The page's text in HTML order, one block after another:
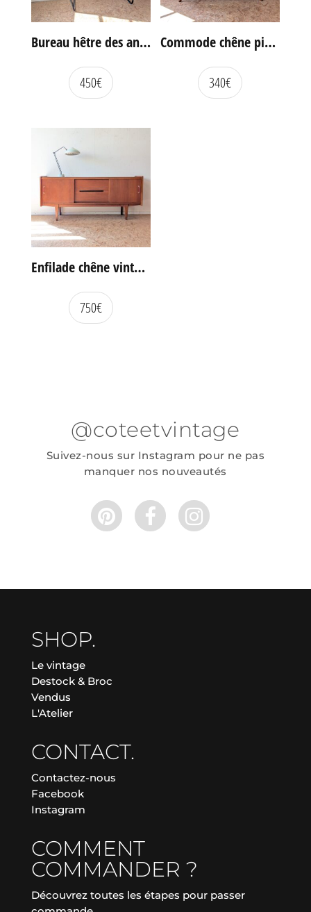
Bureau hêtre des années 60
450€
Commode chêne pieds compas vintage
340€
Enfilade chêne vintage portes coulissantes
750€
@coteetvintage
Suivez-nous sur Instagram pour ne pas
manquer nos nouveautés
SHOP.
Le vintage
Destock & Broc
Vendus
L'Atelier
CONTACT.
Contactez-nous
Facebook
Instagram
COMMENT
COMMANDER ?
Découvrez toutes les étapes pour passer